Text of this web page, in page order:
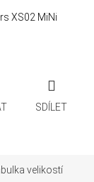
XS02 MiNi
SDÍLET
velikostí